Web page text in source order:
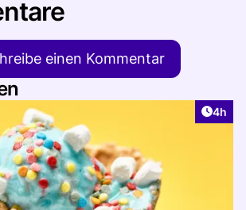
einen Kommentar
4h